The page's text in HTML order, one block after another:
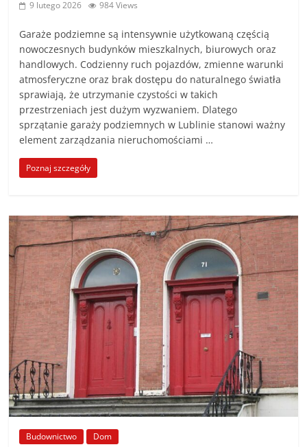
9 lutego 2026 984 Views
Garaże podziemne są intensywnie użytkowaną częścią
nowoczesnych budynków mieszkalnych, biurowych oraz
handlowych. Codzienny ruch pojazdów, zmienne warunki
atmosferyczne oraz brak dostępu do naturalnego światła
sprawiają, że utrzymanie czystości w takich
przestrzeniach jest dużym wyzwaniem. Dlatego
sprzątanie garaży podziemnych w Lublinie stanowi ważny
element zarządzania nieruchomościami …
Poznaj szczegóły
Budownictwo Dom